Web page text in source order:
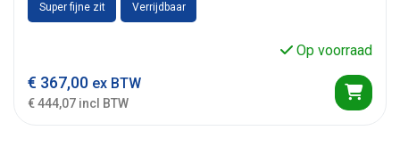
Super fijne zit Verrijdbaar
Op voorraad
€ 367,00 ex BTW
€ 444,07 incl BTW